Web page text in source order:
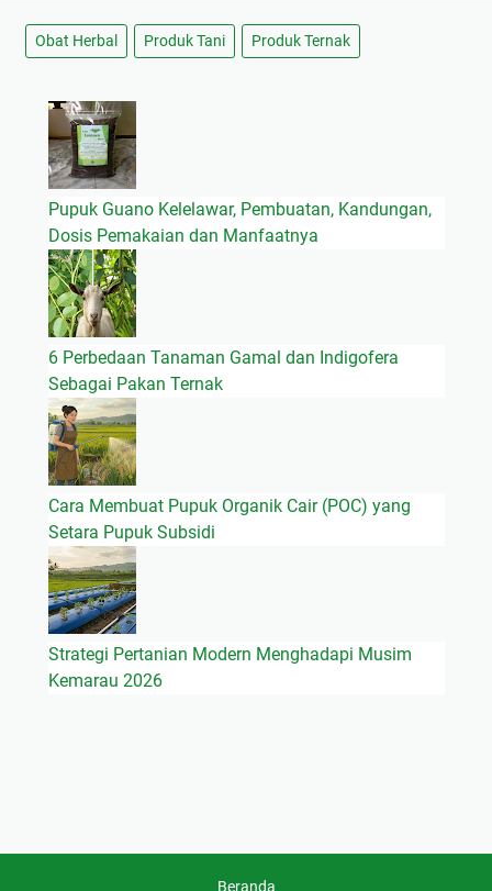
Obat Herbal Produk Tani Produk Ternak
Pupuk Guano Kelelawar, Pembuatan, Kandungan,
Dosis Pemakaian dan Manfaatnya
6 Perbedaan Tanaman Gamal dan Indigofera
Sebagai Pakan Ternak
Cara Membuat Pupuk Organik Cair (POC) yang
Setara Pupuk Subsidi
Strategi Pertanian Modern Menghadapi Musim
Kemarau 2026
Beranda